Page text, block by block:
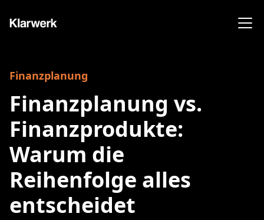
Finanzplanung
Finanzplanung vs.
Finanzprodukte:
Warum die
Reihenfolge alles
entscheidet